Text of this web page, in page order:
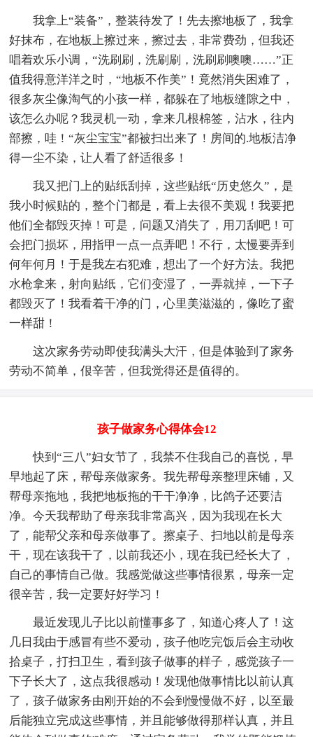
我拿上“装备”，整装待发了！先去擦地板了，我拿
好抹布，在地板上擦过来，擦过去，非常费劲，但我还
唱着欢乐小调，“洗刷刷，洗刷刷，洗刷刷噢噢……”正
值我得意洋洋之时，“地板不作美”！竟然消失困难了，
很多灰尘像淘气的小孩一样，都躲在了地板缝隙之中，
该怎么办呢？我灵机一动，拿来几根棉签，沾水，往内
部擦，哇！“灰尘宝宝”都被扫出来了！房间的.地板洁净
得一尘不染，让人看了舒适很多！
我又把门上的贴纸刮掉，这些贴纸“历史悠久”，是
我小时候贴的，整个门都是，看上去很不美观！我要把
他们全都毁灭掉！可是，问题又消失了，用刀刮吧！可
会把门损坏，用指甲一点一点弄吧！不行，太慢要弄到
何年何月！于是我左右犯难，想出了一个好方法。我把
水枪拿来，射向贴纸，它们变湿了，一弄就掉，一下子
都毁灭了！我看着干净的门，心里美滋滋的，像吃了蜜
一样甜！
这次家务劳动即使我满头大汗，但是体验到了家务
劳动不简单，佷辛苦，但我觉得还是值得的。
孩子做家务心得体会12
快到“三八”妇女节了，我禁不住我自己的喜悦，早
早地起了床，帮母亲做家务。我先帮母亲整理床铺，又
帮母亲拖地，我把地板拖的干干净净，比鸽子还要洁
净。今天我帮助了母亲我非常高兴，因为我现在长大
了，能帮父亲和母亲做事了。擦桌子、扫地以前是母亲
干，现在该我干了，以前我还小，现在我已经长大了，
自己的事情自己做。我感觉做这些事情很累，母亲一定
很辛苦，我一定要好好学习！
最近发现儿子比以前懂事多了，知道心疼人了！这
几日我由于感冒有些不爱动，孩子他吃完饭后会主动收
拾桌子，打扫卫生，看到孩子做事的样子，感觉孩子一
下子长大了，这点我很感动！发现他做事情比以前认真
了，孩子做家务由刚开始的不会到慢慢做不好，以至最
后能独立完成这些事情，并且能够做得那样认真，并且